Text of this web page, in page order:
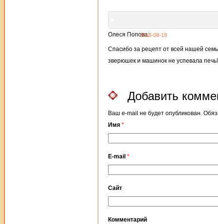
Олеся Попова:2016-08-19
Спасибо за рецепт от всей нашей
зверюшек и машинок не успевала печь!
Добавить
Ваш e-mail не будет опубликован.
Имя *
E-mail *
Сайт
Комментарий